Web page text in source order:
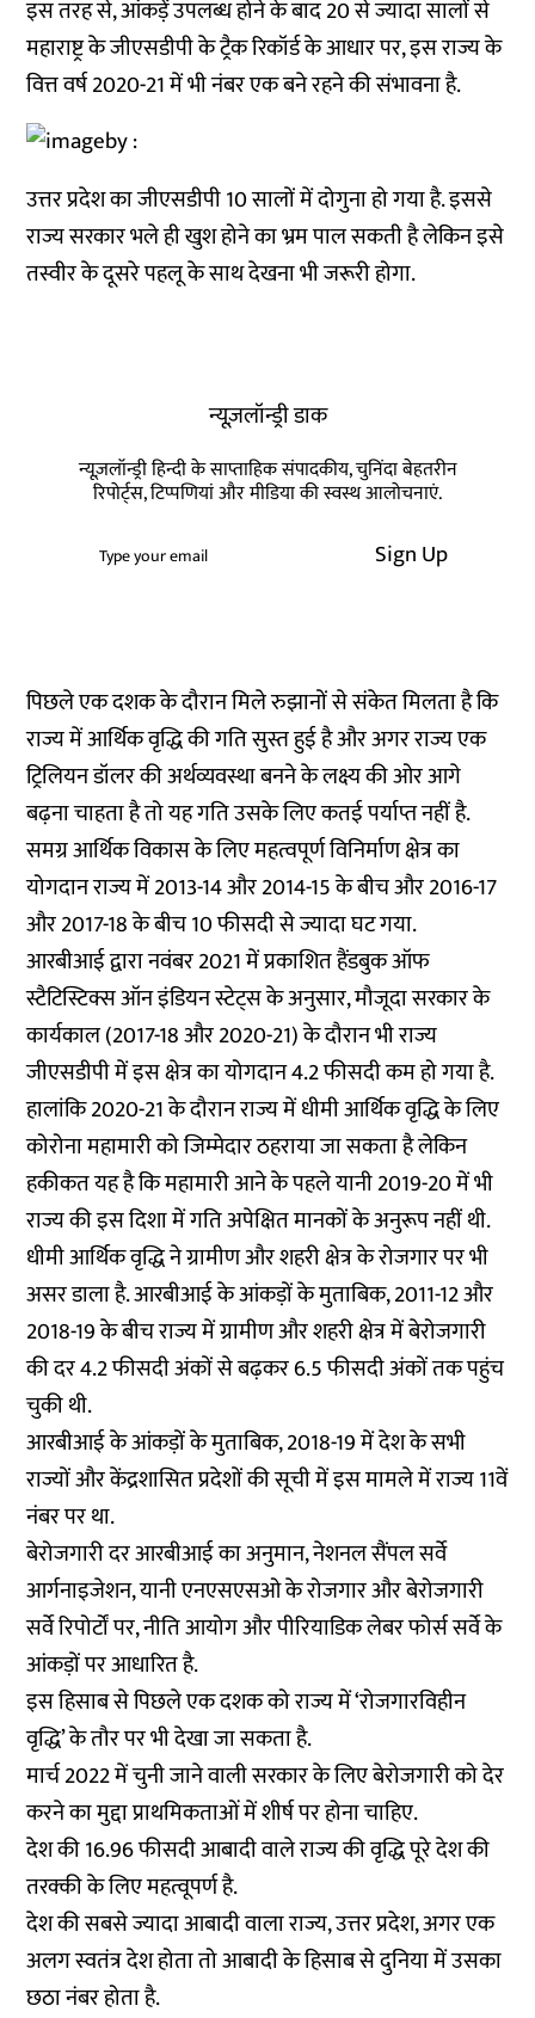
इस तरह से, आंकड़ें उपलब्ध होने के बाद 20 से ज्यादा सालों से
महाराष्ट्र के जीएसडीपी के ट्रैक रिकॉर्ड के आधार पर, इस राज्य के
वित्त वर्ष 2020-21 में भी नंबर एक बने रहने की संभावना है.
उत्तर प्रदेश का जीएसडीपी 10 सालों में दोगुना हो गया है. इससे
राज्य सरकार भले ही खुश होने का भ्रम पाल सकती है लेकिन इसे
तस्वीर के दूसरे पहलू के साथ देखना भी जरूरी होगा.
न्यूज़लॉन्ड्री डाक
न्यूज़लॉन्ड्री हिन्दी के साप्ताहिक संपादकीय, चुनिंदा बेहतरीन
रिपोर्ट्स, टिप्पणियां और मीडिया की स्वस्थ आलोचनाएं.
Sign Up
पिछले एक दशक के दौरान मिले रुझानों से संकेत मिलता है कि
राज्य में आर्थिक वृद्धि की गति सुस्त हुई है और अगर राज्य एक
ट्रिलियन डॉलर की अर्थव्यवस्था बनने के लक्ष्य की ओर आगे
बढ़ना चाहता है तो यह गति उसके लिए कतई पर्याप्त नहीं है.
समग्र आर्थिक विकास के लिए महत्वपूर्ण विनिर्माण क्षेत्र का
योगदान राज्य में 2013-14 और 2014-15 के बीच और 2016-17
और 2017-18 के बीच 10 फीसदी से ज्यादा घट गया.
आरबीआई द्वारा नवंबर 2021 में प्रकाशित हैंडबुक ऑफ
स्टैटिस्टिक्स ऑन इंडियन स्टेट्स के अनुसार, मौजूदा सरकार के
कार्यकाल (2017-18 और 2020-21) के दौरान भी राज्य
जीएसडीपी में इस क्षेत्र का योगदान 4.2 फीसदी कम हो गया है.
हालांकि 2020-21 के दौरान राज्य में धीमी आर्थिक वृद्धि के लिए
कोरोना महामारी को जिम्मेदार ठहराया जा सकता है लेकिन
हकीकत यह है कि महामारी आने के पहले यानी 2019-20 में भी
राज्य की इस दिशा में गति अपेक्षित मानकों के अनुरूप नहीं थी.
धीमी आर्थिक वृद्धि ने ग्रामीण और शहरी क्षेत्र के रोजगार पर भी
असर डाला है. आरबीआई के आंकड़ों के मुताबिक, 2011-12 और
2018-19 के बीच राज्य में ग्रामीण और शहरी क्षेत्र में बेरोजगारी
की दर 4.2 फीसदी अंकों से बढ़कर 6.5 फीसदी अंकों तक पहुंच
चुकी थी.
आरबीआई के आंकड़ों के मुताबिक, 2018-19 में देश के सभी
राज्यों और केंद्रशासित प्रदेशों की सूची में इस मामले में राज्य 11वें
नंबर पर था.
बेरोजगारी दर आरबीआई का अनुमान, नेशनल सैंपल सर्वे
आर्गनाइजेशन, यानी एनएसएसओ के रोजगार और बेरोजगारी
सर्वे रिपोर्टों पर, नीति आयोग और पीरियाडिक लेबर फोर्स सर्वे के
आंकड़ों पर आधारित है.
इस हिसाब से पिछले एक दशक को राज्य में ‘रोजगारविहीन
वृद्धि’ के तौर पर भी देखा जा सकता है.
मार्च 2022 में चुनी जाने वाली सरकार के लिए बेरोजगारी को देर
करने का मुद्दा प्राथमिकताओं में शीर्ष पर होना चाहिए.
देश की 16.96 फीसदी आबादी वाले राज्य की वृद्धि पूरे देश की
तरक्की के लिए महत्वूपर्ण है.
देश की सबसे ज्यादा आबादी वाला राज्य, उत्तर प्रदेश, अगर एक
अलग स्वतंत्र देश होता तो आबादी के हिसाब से दुनिया में उसका
छठा नंबर होता है.